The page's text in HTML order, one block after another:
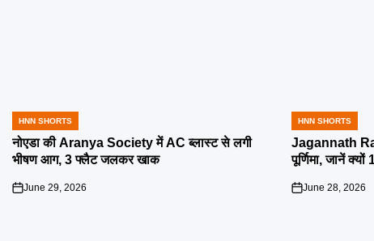
POSTED
IN
HNN SHORTS
नोएडा की Aranya Society में AC ब्लास्ट से लगी
भीषण आग, 3 फ्लैट जलकर खाक
on
June 29, 2026
POSTED
IN
HNN SHORTS
Jagannath
पूर्णिमा, जानें क्यों
on
June 28, 2026